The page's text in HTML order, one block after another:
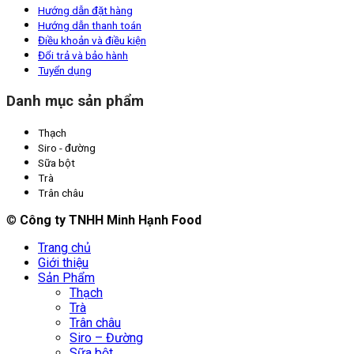
Hướng dẫn đặt hàng
Hướng dẫn thanh toán
Điều khoản và điều kiện
Đổi trả và bảo hành
Tuyển dụng
Danh mục sản phẩm
Thạch
Siro - đường
Sữa bột
Trà
Trân châu
© Công ty TNHH Minh Hạnh Food
Trang chủ
Giới thiệu
Sản Phẩm
Thạch
Trà
Trân châu
Siro – Đường